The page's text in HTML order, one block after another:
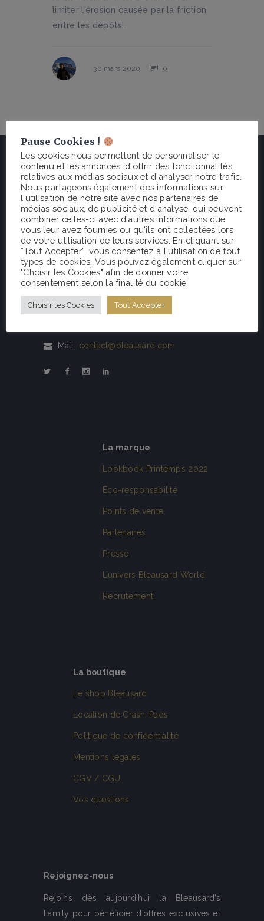
limiter l'érosion causée par la friction
entre les dépôts...
30 mars 2020 0
Née à Fontainebleau fin 2017, Bleausard est
une marque éco-responsable de vêtements
Mail contact@bleausard.com
La marque
Lookbook Printemps 2022
Éco-responsabilité
Points de vente
Partenaires
Presse
L’univers Bleausard World
Recrutement
La boutique
Le shop Bleausard
Location de Crash-Pads
Politique de confidentialité
Mentions légales
CGV / CGU
Vos questions
Rejoignez-nous
Rejoins dès aujourd’hui la Bleausard’s
Family pour bénéficier d’offres exclusives et
Pause Cookies !
Les cookies nous permettent de personnaliser le
contenu et les annonces, d'offrir des fonctionnalités
relatives aux médias sociaux et d'analyser notre trafic.
Nous partageons également des informations sur
l'utilisation de notre site avec nos partenaires de
médias sociaux, de publicité et d'analyse, qui peuvent
combiner celles-ci avec d'autres informations que
vous leur avez fournies ou qu'ils ont collectées lors
de votre utilisation de leurs services. En cliquant sur
“Tout Accepter”, vous consentez à l'utilisation de tout
types de cookies. Vous pouvez également cliquer sur
"Choisir les Cookies" afin de donner votre
consentement selon la finalité du cookie.
Choisir les Cookies Tout Accepter